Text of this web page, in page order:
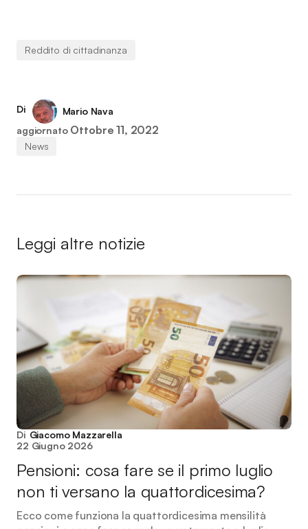
Reddito di cittadinanza
Di
Mario Nava
aggiornato Ottobre 11, 2022
News
Leggi altre notizie
Di Giacomo Mazzarella
22 Giugno 2026
Pensioni: cosa fare se il primo luglio
non ti versano la quattordicesima?
Ecco come funziona la quattordicesima mensilità